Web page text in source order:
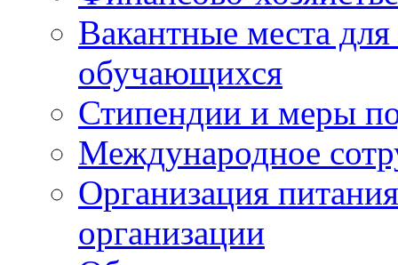
Вакантные места
обучающихся
Стипендии и меры
Международное
Организация
организации